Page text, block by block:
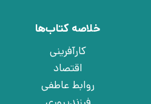
خلاصه کتاب‌ها
کارآفرینی
اقتصاد
روابط عاطفی